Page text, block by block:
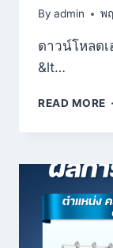
By admin พ
ดาวน์โหลดเ
&lt…
READ MORE